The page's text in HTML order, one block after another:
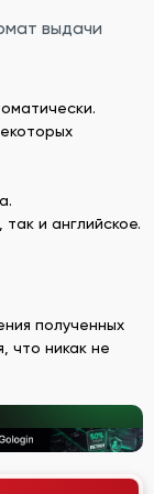
выдачи
и английское.
полученных
что никак не